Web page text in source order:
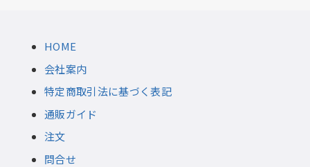
HOME
会社案内
特定商取引法に基づく表記
通販ガイド
注文
問合せ